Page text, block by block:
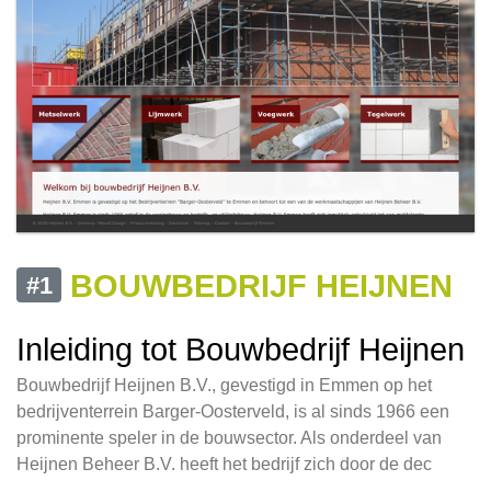
#1
BOUWBEDRIJF HEIJNEN
Inleiding tot Bouwbedrijf Heijnen
Bouwbedrijf Heijnen B.V., gevestigd in Emmen op het
bedrijventerrein Barger-Oosterveld, is al sinds 1966 een
prominente speler in de bouwsector. Als onderdeel van
Heijnen Beheer B.V. heeft het bedrijf zich door de dec